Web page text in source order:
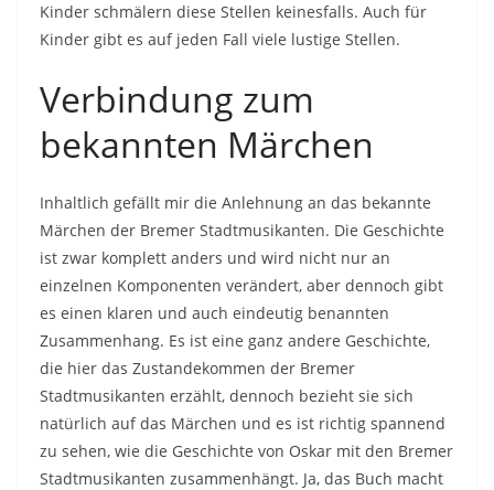
Kinder schmälern diese Stellen keinesfalls. Auch für
Kinder gibt es auf jeden Fall viele lustige Stellen.
Verbindung zum
bekannten Märchen
Inhaltlich gefällt mir die Anlehnung an das bekannte
Märchen der Bremer Stadtmusikanten. Die Geschichte
ist zwar komplett anders und wird nicht nur an
einzelnen Komponenten verändert, aber dennoch gibt
es einen klaren und auch eindeutig benannten
Zusammenhang. Es ist eine ganz andere Geschichte,
die hier das Zustandekommen der Bremer
Stadtmusikanten erzählt, dennoch bezieht sie sich
natürlich auf das Märchen und es ist richtig spannend
zu sehen, wie die Geschichte von Oskar mit den Bremer
Stadtmusikanten zusammenhängt. Ja, das Buch macht